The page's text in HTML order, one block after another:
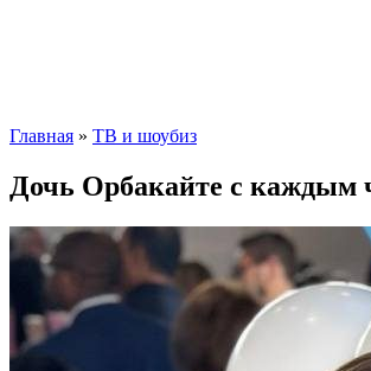
Главная » ТВ и шоубиз
Дочь Орбакайте с каждым